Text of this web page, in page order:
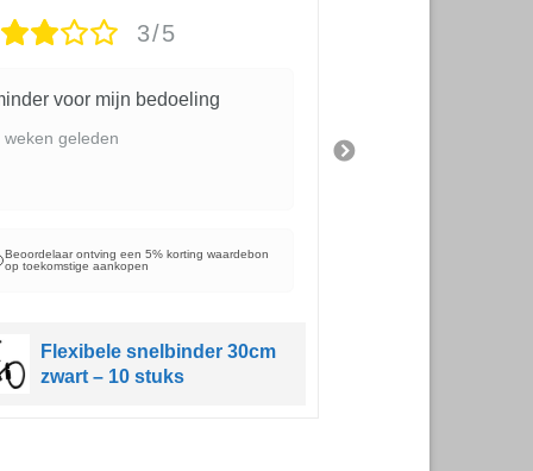
3/5
voor mijn bedoeling
weken geleden
Beoordelaar ontving een 5% korting waardebon
op toekomstige aankopen
Flexibele snelbinder 30cm
zwart – 10 stuks